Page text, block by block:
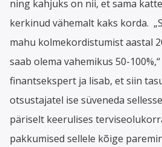
ning kahjuks on nii, et sama
kerkinud vähemalt kaks korda.
mahu kolmekordistumist aastal
saab olema vahemikus 50-
finantsekspert ja lisab, et siin
otsustajatel ise süveneda
päriselt keerulises
pakkumised sellele kõige